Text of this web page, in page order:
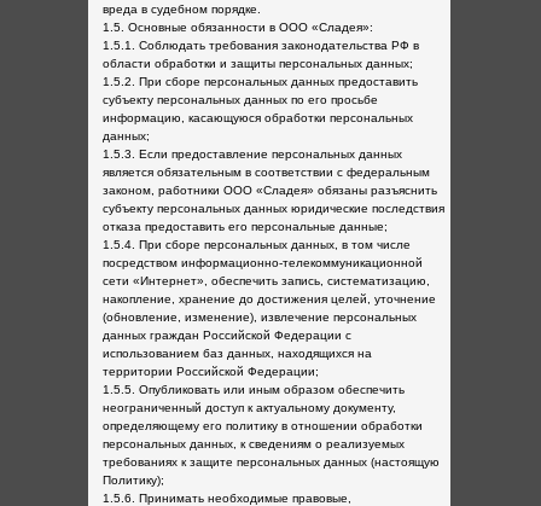
вреда в судебном порядке.
1.5. Основные обязанности в ООО «Сладея»:
1.5.1. Соблюдать требования законодательства РФ в
области обработки и защиты персональных данных;
1.5.2. При сборе персональных данных предоставить
субъекту персональных данных по его просьбе
информацию, касающуюся обработки персональных
данных;
1.5.3. Если предоставление персональных данных
является обязательным в соответствии с федеральным
законом, работники ООО «Сладея» обязаны разъяснить
субъекту персональных данных юридические последствия
отказа предоставить его персональные данные;
1.5.4. При сборе персональных данных, в том числе
посредством информационно-телекоммуникационной
сети «Интернет», обеспечить запись, систематизацию,
накопление, хранение до достижения целей, уточнение
(обновление, изменение), извлечение персональных
данных граждан Российской Федерации с
использованием баз данных, находящихся на
территории Российской Федерации;
1.5.5. Опубликовать или иным образом обеспечить
неограниченный доступ к актуальному документу,
определяющему его политику в отношении обработки
персональных данных, к сведениям о реализуемых
требованиях к защите персональных данных (настоящую
Политику);
1.5.6. Принимать необходимые правовые,